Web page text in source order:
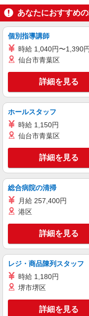
キープ
派遣社員
株式会社kotrio /●KB-H-
＜デイ
時
通費全
小
キープ
派遣社員
株式会社kotrio /●KB-H-
小野駅
否確認
時
キープ
派遣社員
株式会社kotrio /●KB-H-
小野
時
通費全
小
あなたにおすすめ
個別指導講師
時給 1,040円〜1,390円
仙台市青葉区
詳細を見る
ホールスタッフ
時給 1,150円
仙台市青葉区
詳細を見る
総合病院の清掃
月給 257,400円
港区
詳細を見る
レジ・商品陳列スタッフ
時給 1,180円
堺市堺区
詳細を見る